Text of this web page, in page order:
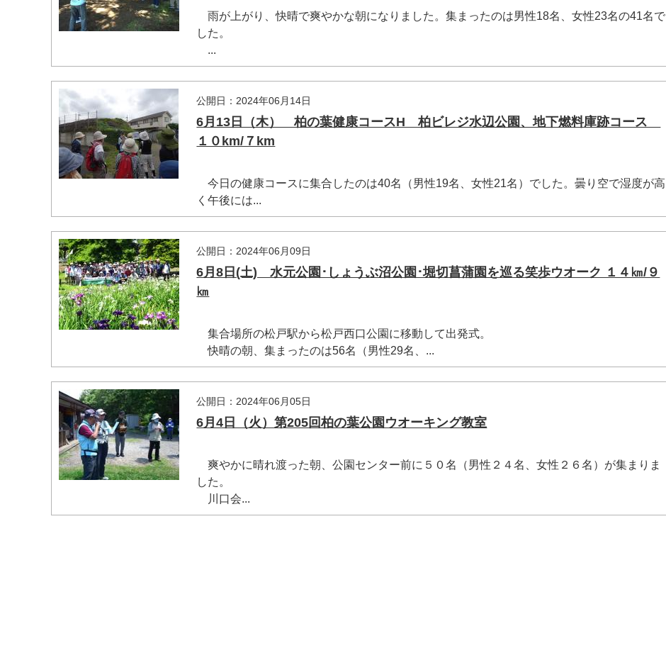
雨が上がり、快晴で爽やかな朝になりました。集まったのは男性18名、女性23名の41名で
した。
...
公開日：2024年06月14日
6月13日（木） 柏の葉健康コースH 柏ビレジ水辺公園、地下燃料庫跡コース
１０km/７km
今日の健康コースに集合したのは40名（男性19名、女性21名）でした。曇り空で湿度が高
く午後には...
公開日：2024年06月09日
6月8日(土) 水元公園･しょうぶ沼公園･堀切菖蒲園を巡る笑歩ウオーク １４㎞/９
㎞
集合場所の松戸駅から松戸西口公園に移動して出発式。
快晴の朝、集まったのは56名（男性29名、...
公開日：2024年06月05日
6月4日（火）第205回柏の葉公園ウオーキング教室
爽やかに晴れ渡った朝、公園センター前に５０名（男性２４名、女性２６名）が集まりま
した。
川口会...